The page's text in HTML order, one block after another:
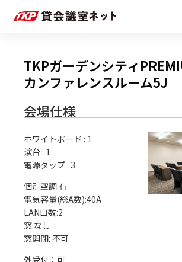
TKPガーデンシティ
カンファレンスルーム5J
会場仕様
ホワイトボード : 1
演台 : 1
電源タップ : 3
個別空調:有
電気容量(総A数):40A
LAN口数:2
窓:なし
外受付：可